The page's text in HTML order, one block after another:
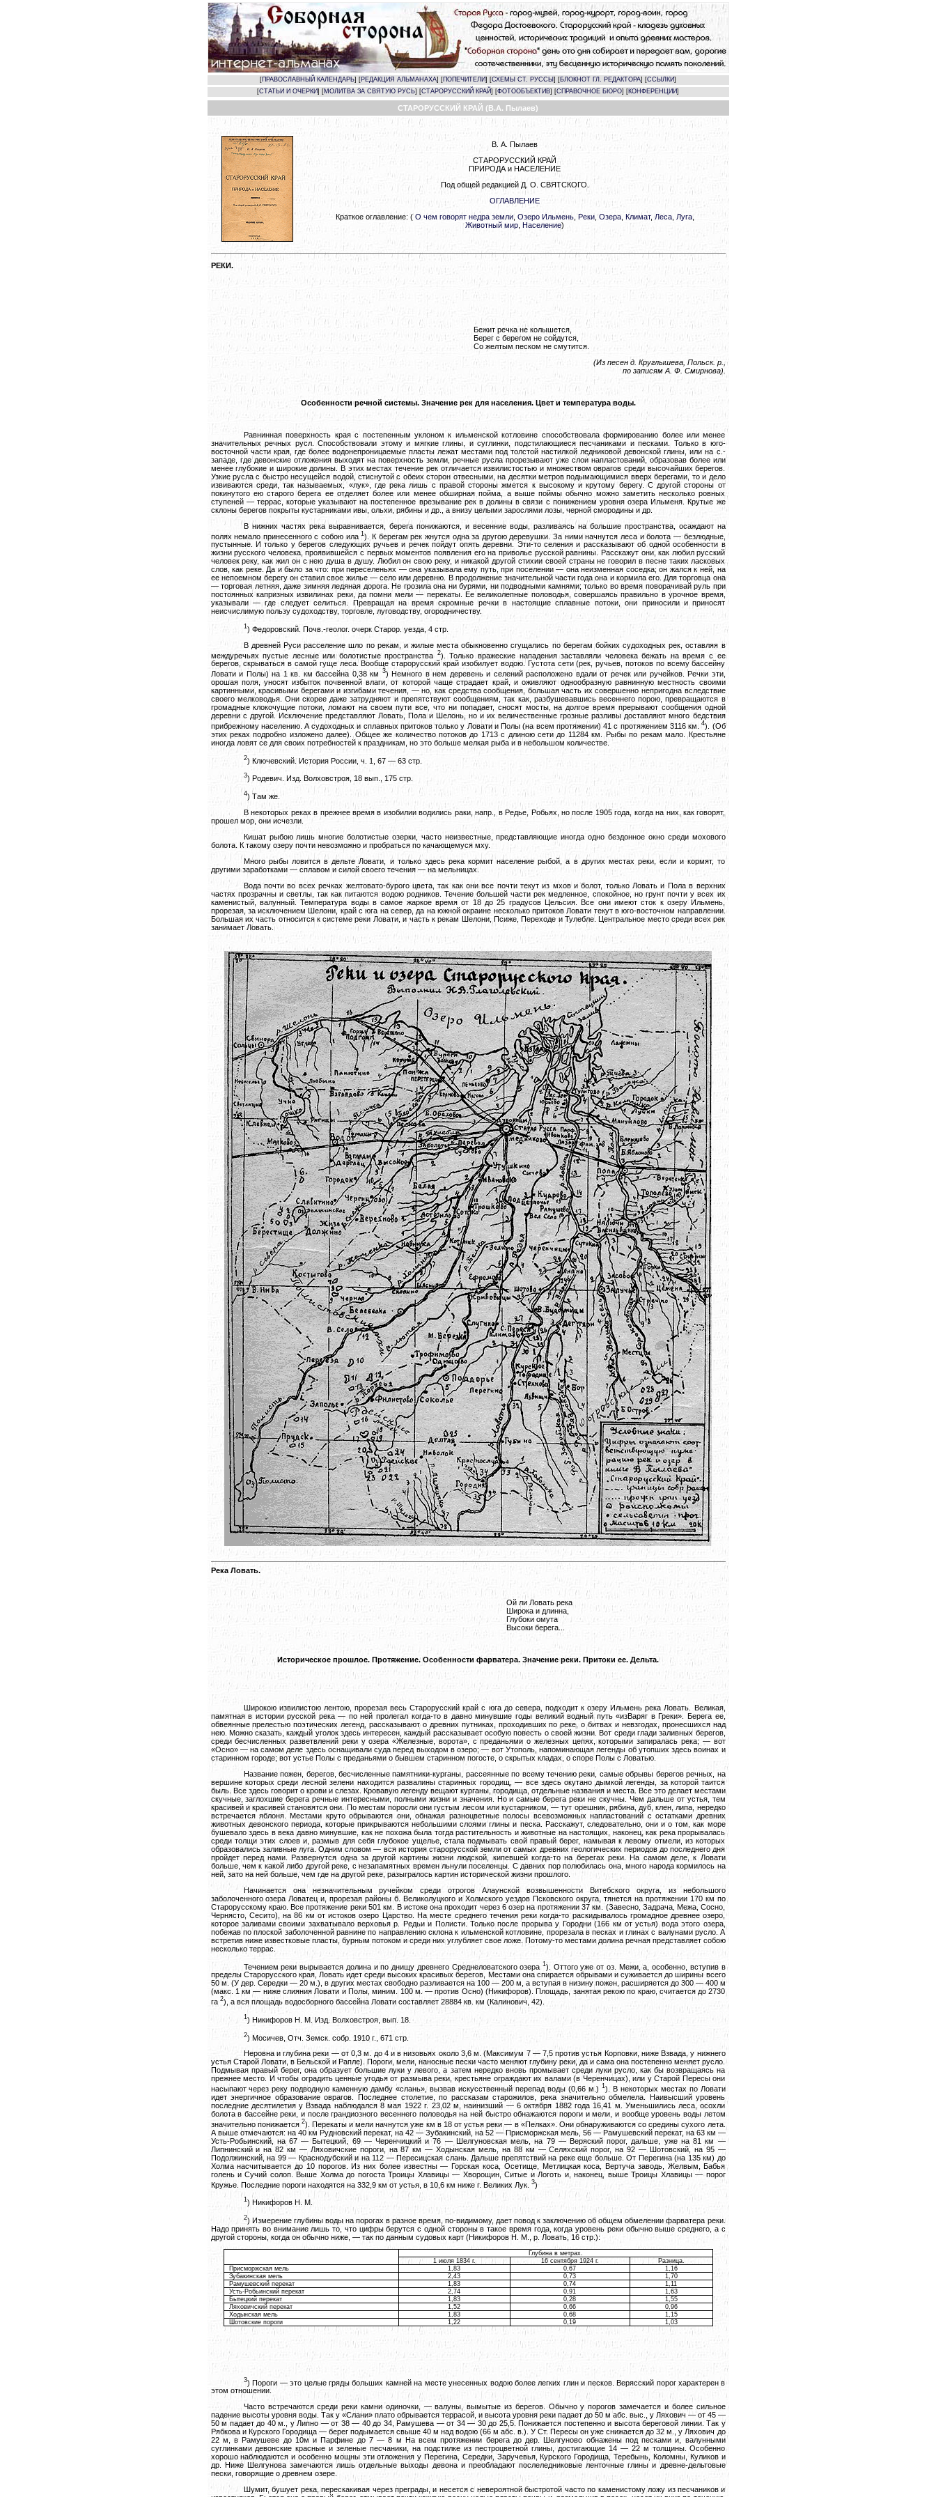
[ПРАВОСЛАВНЫЙ КАЛЕНДАРЬ] [РЕДАКЦИЯ АЛЬМАНАХА] [ПОПЕЧИТЕЛИ] [СХЕМЫ СТ. РУССЫ ] [БЛОКНОТ ГЛ. РЕДАКТОРА] [ССЫЛКИ]
[СТАТЬИ И ОЧЕРКИ] [МОЛИТВА ЗА СВЯТУЮ РУСЬ] [СТАРОРУССКИЙ КРАЙ] [ФОТООБЪЕКТИВ] [СПРАВОЧНОЕ БЮРО] [КОНФЕРЕНЦИИ]
СТАРОРУССКИЙ КРАЙ (В.А. Пылаев)
В. А. Пылаев
СТАРОРУССКИЙ КРАЙ
ПРИРОДА и НАСЕЛЕНИЕ
Под общей редакцией Д. О. СВЯТСКОГО.
ОГЛАВЛЕНИЕ
Краткое оглавление: (О чем говорят недра земли, Озеро Ильмень, Реки, Озера, Климат, Леса, Луга,
Животный мир Население)
РЕКИ.
Бежит речка не колышется,
Берег с берегом не сойдутся,
Со желтым песком не смутится.
(Из песен д. Круглышева, Польск. р.,
по записям А. Ф. Смирнова).
Особенности речной системы. Значение рек для населения. Цвет и температура воды.
Равнинная поверхность края с постепенным уклоном к ильменской котловине способствовала формированию более или менее
значительных речных русл. Способствовали этому и мягкие глины, и суглинки, подстилающиеся песчаниками и песками. Только в юго-
восточной части края, где более водонепроницаемые пласты лежат местами под толстой настилкой ледниковой девонской глины, или на с.-
западе, где девонские отложения выходят на поверхность земли, речные русла прорезывают уже слои напластований, образовав более или
менее глубокие и широкие долины. В этих местах течение рек отличается извилистостью и множеством оврагов среди высочайших берегов.
Узкие русла с быстро несущейся водой, стиснутой с обеих сторон отвесными, на десятки метров подымающимися вверх берегами, то и дело
извиваются среди, так называемых, «лук», где река лишь с правой стороны жмется к высокому и крутому берегу. С другой стороны от
покинутого ею старого берега ее отделяет более или менее обширная пойма, а выше поймы обычно можно заметить несколько ровных
ступеней — террас, которые указывают на постепенное врезывание рек в долины в связи с понижением уровня озера Ильменя. Крутые же
склоны берегов покрыты кустарниками ивы, ольхи, рябины и др., а внизу целыми зарослями лозы, черной смородины и др.
В нижних частях река выравнивается, берега понижаются, и весенние воды, разливаясь на большие пространства, осаждают на
полях немало принесенного с собою ила1). К берегам рек жнутся одна за другою деревушки. За ними начнутся леса и болота — безлюдные,
пустынные. И только у берегов следующих ручьев и речек пойдут опять деревни. Эти-то селения и рассказывают об одной особенности в
жизни русского человека, проявившейся с первых моментов появления его на приволье русской равнины. Расскажут они, как любил русский
человек реку, как жил он с нею душа в душу. Любил он свою реку, и никакой другой стихии своей страны не говорил в песне таких ласковых
слов, как реке. Да и было за что: при переселеньях — она указывала ему путь, при поселении — она неизменная соседка; он жался к ней, на
ее непоемном берегу он ставил свое жилье — село или деревню. В продолжение значительной части года она и кормила его. Для торговца она
— торговая летняя, даже зимняя ледяная дорога. Не грозила она ни бурями, ни подводными камнями; только во время поворачивай руль при
постоянных капризных извилинах реки, да помни мели — перекаты. Ее великолепные половодья, совершаясь правильно в урочное время,
указывали — где следует селиться. Превращая на время скромные речки в настоящие сплавные потоки, они приносили и приносят
неисчислимую пользу судоходству, торговле, луговодству, огородничеству.
1) Федоровский. Почв.-геолог. очерк Старор. уезда, 4 стр.
В древней Руси расселение шло по рекам, и жилые места обыкновенно сгущались по берегам бойких судоходных рек, оставляя в
междуречьях пустые лесные или болотистые пространства 2). Только вражеские нападения заставляли человека бежать на время с ее
берегов, скрываться в самой гуще леса. Вообще старорусский край изобилует водою. Густота сети (рек, ручьев, потоков по всему бассейну
Ловати и Полы) на 1 кв. км бассейна 0,38 км 3) Немного в нем деревень и селений расположено вдали от речек или ручейков. Речки эти,
орошая поля, уносят избыток почвенной влаги, от которой чаще страдает край, и оживляют однообразную равнинную местность своими
картинными, красивыми берегами и изгибами течения, — но, как средства сообщения, большая часть их совершенно непригодна вследствие
своего мелководья. Они скорее даже затрудняют и препятствуют сообщениям, так как, разбушевавшись весеннего порою, превращаются в
громадные клокочущие потоки, ломают на своем пути все, что ни попадает, сносят мосты, на долгое время прерывают сообщения одной
деревни с другой. Исключение представляют Ловать, Пола и Шелонь, но и их величественные грозные разливы доставляют много бедствия
прибрежному населению. А судоходных и сплавных притоков только у Ловати и Полы (на всем протяжении) 41 с протяжением 3116 км.4). (Об
этих реках подробно изложено далее). Общее же количество потоков до 1713 с длиною сети до 11284 км. Рыбы по рекам мало. Крестьяне
иногда ловят се для своих потребностей к праздникам, но это больше мелкая рыба и в небольшом количестве.
2) Ключевский. История России, ч. 1, 67 — 63 стр.
3) Родевич. Изд. Волховстроя, 18 вып., 175 стр.
4) Там же.
В некоторых реках в прежнее время в изобилии водились раки, напр., в Редье, Робьях, но после 1905 года, когда на них, как говорят,
прошел мор, они исчезли.
Кишат рыбою лишь многие болотистые озерки, часто неизвестные, представляющие иногда одно бездонное окно среди мохового
болота. К такому озеру почти невозможно и пробраться по качающемуся мху.
Много рыбы ловится в дельте Ловати, и только здесь река кормит население рыбой, а в других местах реки, если и кормят, то
другими заработками — сплавом и силой своего течения — на мельницах.
Вода почти во всех речках желтовато-бурого цвета, так как они все почти текут из мхов и болот, только Ловать и Пола в верхних
частях прозрачны и светлы, так как питаются водою родников. Течение большей части рек медленное, спокойное, но грунт почти у всех их
каменистый, валунный. Температура воды в самое жаркое время от 18 до 25 градусов Цельсия. Все они имеют сток к озеру Ильмень,
прорезая, за исключением Шелони, край с юга на север, да на южной окраине несколько притоков Ловати текут в юго-восточном направлении.
Большая их часть относится к системе реки Ловати, и часть к рекам Шелони, Псиже, Переходе и Тулебле. Центральное место среди всех рек
занимает Ловать.
Река Ловать.
Ой ли Ловать река
Широка и длинна,
Глубоки омута
Высоки берега...
Историческое прошлое. Протяжение. Особенности фарватера. Значение реки. Притоки ее. Дельта.
Широкою извилистою лентою, прорезая весь Старорусский край с юга до севера, подходит к озеру Ильмень река Ловать. Великая,
памятная в истории русской река — по ней пролегал когда-то в давно минувшие годы великий водный путь «изВаряг в Греки». Берега ее,
обвеянные прелестью поэтических легенд, рассказывают о древних путниках, проходивших по реке, о битвах и невзгодах, пронесшихся над
нею. Можно сказать, каждый уголок здесь интересен, каждый рассказывает особую повесть о своей жизни. Вот среди глади заливных берегов,
среди бесчисленных разветвлений реки у озера «Железные, ворота», с преданьями о железных цепях, которыми запиралась река; — вот
«Осно» — на самом деле здесь оснащивали суда перед выходом в озеро; — вот Утополь, напоминающая легенды об утопших здесь воинах и
старинном городе; вот устье Полы с преданьями о бывшем старинном погосте, о скрытых кладах, о споре Полы с Ловатью.
Название пожен, берегов, бесчисленные памятники-курганы, рассеянные по всему течению реки, самые обрывы берегов речных, на
вершине которых среди лесной зелени находится развалины старинных городищ, — все здесь окутано дымкой легенды, за которой таится
быль. Все здесь говорит о крови и слезах. Кровавую легенду вещают курганы, городища, отдельные названия и места. Все это делает местами
скучные, заглохшие берега речные интересными, полными жизни и значения. Но и самые берега реки не скучны. Чем дальше от устья, тем
красивей и красивей становятся они. По местам поросли они густым лесом или кустарником, — тут орешник, рябина, дуб, клен, липа, нередко
встречается яблоня. Местами круто обрываются они, обнажая разноцветные полосы всевозможных напластований с остатками древних
животных девонского периода, которые прикрываются небольшими слоями глины и песка. Расскажут, следовательно, они и о том, как море
бушевало здесь в века давно минувшие, как не похожа была тогда растительность и животные на настоящих, наконец, как река прорывалась
среди толщи этих слоев и, размыв для себя глубокое ущелье, стала подмывать свой правый берег, намывая к левому отмели, из которых
образовались заливные луга. Одним словом — вся история старорусской земли от самых древних геологических периодов до последнего дня
пройдет перед нами. Развернутся одна за другой картины жизни людской, кипевшей когда-то на берегах реки. На самом деле, к Ловати
больше, чем к какой либо другой реке, с незапамятных времен льнули поселенцы. С давних пор полюбилась она, много народа кормилось на
ней, зато на ней больше, чем где на другой реке, разыгралось картин исторической жизни прошлого.
Начинается она незначительным ручейком среди отрогов Алаунской возвышенности Витебского округа, из небольшого
заболоченного озера Ловатец и, прорезая районы б. Великолуцкого и Холмского уездов Псковского округа, тянется на протяжении 170 км по
Старорусскому краю. Все протяжение реки 501 км. В истоке она проходит через 6 озер на протяжении 37 км. (Завесно, Задрача, Межа, Сосно,
Чернясто, Сесито), на 86 км от истоков озеро Царство. На месте среднего течения реки когда-то раскидывалось громадное древнее озеро,
которое заливами своими захватывало верховья р. Редьи и Полисти. Только после прорыва у Городни (166 км от устья) вода этого озера,
побежав по плоской заболоченной равнине по направлению склона к ильменской котловине, прорезала в песках и глинах с валунами русло. А
встретив ниже известковые пласты, бурным потоком и среди них углубляет свое ложе. Потому-то местами долина речная представляет собою
несколько террас.
Течением реки вырывается долина и по днищу древнего Среднеловатского озера 1 ). Оттого уже от оз. Межи, а, особенно, вступив в
пределы Старорусского края, Ловать идет среди высоких красивых берегов, Местами она спирается обрывами и суживается до ширины всего
50 м. (У дер. Середки — 20 м.), в других местах свободно разливается на 100 — 200 м, а вступая в низину пожен, расширяется до 300 — 400 м
(макс. 1 км — ниже слияния Ловати и Полы, миним. 100 м. — против Осно) (Никифоров). Площадь, занятая рекою по краю, считается до 2730
га 2), а вся площадь водосборного бассейна Ловати составляет 28884 кв. км (Калинович, 42).
1) Никифоров Н. М. Изд. Волховстроя, вып. 18.
2) Мосичев, Отч. Земск. собр. 1910 г., 671 стр.
Неровна и глубина реки — от 0,3 м. до 4 и в низовьях около 3,6 м. (Максимум 7 — 7,5 против устья Корповки, ниже Взвада, у нижнего
устья Старой Ловати, в Бельской и Рапле). Пороги, мели, наносные пески часто меняют глубину реки, да и сама она постепенно меняет русло.
Подмывая правый берег, она образует большие луки у левого, а затем нередко вновь промывает среди луки русло, как бы возвращаясь на
прежнее место. И чтобы оградить ценные угодья от размыва реки, крестьяне ограждают их валами (в Черенчицах), или у Старой Пересы они
насыпают через реку подводную каменную дамбу «слань», вызвав искусственный перепад воды (0,66 м.) 1). В некоторых местах по Ловати
идет энергичное образование оврагов. Последнее столетие, по рассказам старожилов, река значительно обмелела. Наивысший уровень
последние десятилетия у Взвада наблюдался 8 мая 1922 г. 23,02 м, наинизший — 6 октября 1882 года 16,41 м. Уменьшились леса, осохли
болота в бассейне реки, и после грандиозного весеннего половодья на ней быстро обнажаются пороги и мели, и вообще уровень воды летом
значительно понижается 2). Перекаты и мели начнутся уже км в 18 от устья реки — в «Пелках». Они обнаруживаются со средины сухого лета.
А выше отмечаются: на 40 км Рудновский перекат, на 42 — Зубакинский, на 52 — Присморжская мель, 56 — Рамушевский перекат, на 63 км —
Усть-Робьинский, на 67 — Бытецкий, 69 — Черенчицкий и 76 — Шелгуновская мель, на 79 — Веряский порог, дальше, уже на 81 км —
Липнинский и на 82 км — Ляховичские пороги, на 87 км — Ходынская мель, на 88 км — Селяхский порог, на 92 — Шотовский, на 95 —
Подолжинский, на 99 — Краснодубский и на 112 — Пересицская слань. Дальше препятствий на реке еще больше. От Перегина (на 135 км) до
Холма насчитывается до 10 порогов. Из них более известны — Горская коса, Осетище, Метлицкая коса, Вертуча заводь, Желвым, Бабья
голень и Сучий солоп. Выше Холма до погоста Троицы Хлавицы — Хворощин, Ситые и Логоть и, наконец, выше Троицы Хлавицы — порог
Кружье. Последние пороги находятся на 332,9 км от устья, в 10,6 км ниже г. Великих Лук. 3)
1) Никифоров Н. М.
2) Измерение глубины воды на порогах в разное время, по-видимому, дает повод к заключению об общем обмелении фарватера реки.
Надо принять во внимание лишь то, что цифры берутся с одной стороны в такое время года, когда уровень реки обычно выше среднего, а с
другой стороны, когда он обычно ниже, — так по данным судовых карт (Никифоров Н. М., р. Ловать, 16 стр.):
Глубина в метрах.
1 июля 1834 г.
16 сентября 1924 г.
Разница.
Присморжская мель
1,83 0,67
1,16
Зубакинская мель
2,43 0,73
1,70
Рамушевский перекат
1,83 0,74
1,11
Усть-Робьинский перекат
2,74 0,91
1,63
Бытецкий перекат
1,83 0,28
1,55
Ляховичский перекат
1,52 0,66
0,96
Ходынская мель
1,83 0,68
1,15
Шотовские пороги
1,22 0,19 1,03
3) Пороги — это целые гряды больших камней на месте унесенных водою более легких глин и песков. Верясский порог характерен в
этом отношении.
Часто встречаются среди реки камни одиночки, — валуны, вымытые из берегов. Обычно у порогов замечается и более сильное
падение высоты уровня воды. Так у «Слани» плато обрывается террасой, и высота уровня реки падает до 50 м абс. выс., у Ляхович — от 45 —
50 м падает до 40 м., у Липно — от 38 — 40 до 34, Рамушева — от 34 — 30 до 25,5. Понижается постепенно и высота береговой линии. Так у
Рябкова и Курского Городища — берег подымается свыше 40 м над водою (66 м абс. в.). У Ст. Пересы он уже снижается до 32 м., у Ляхович до
22 м, в Рамушеве до 10м и Парфине до 7 — 8 м На всем протяжении берега до дер. Шелгуново обнажены под песками и, валунными
суглинками девонские красные и зеленые песчаники, на подстилке из пестроцветной глины, достигающие 14 — 22 м толщины. Особенно
хорошо наблюдаются и особенно мощны эти отложения у Перегина, Середки, Заручевья, Курского Городища, Теребынь, Коломны, Куликов и
др. Ниже Шелгунова замечаются лишь отдельные выходы девона и преобладают послеледниковые ленточные глины и древне-дельтовые
пески, говорящие о древнем озере.
Шумит, бушует река, перескакивая через преграды, и несется с невероятной быстротой часто по каменистому ложу из песчаников и